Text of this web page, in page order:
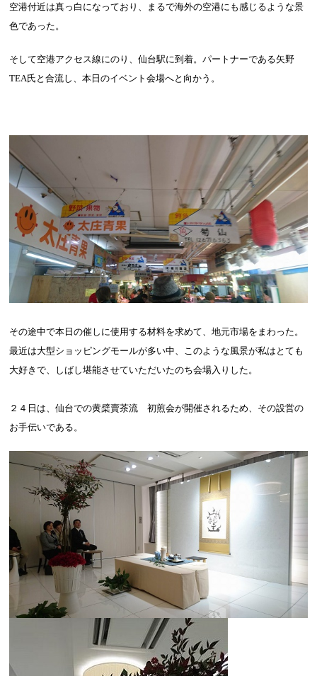
空港付近は真っ白になっており、まるで海外の空港にも感じるような景
色であった。
そして空港アクセス線にのり、仙台駅に到着。パートナーである矢野
TEA氏と合流し、本日のイベント会場へと向かう。
その途中で本日の催しに使用する材料を求めて、地元市場をまわった。
最近は大型ショッピングモールが多い中、このような風景が私はとても
大好きで、しばし堪能させていただいたのち会場入りした。
２４日は、仙台での黄檗賣茶流 初煎会が開催されるため、その設営の
お手伝いである。